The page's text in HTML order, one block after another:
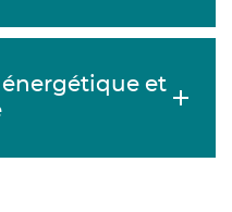
énergétique et